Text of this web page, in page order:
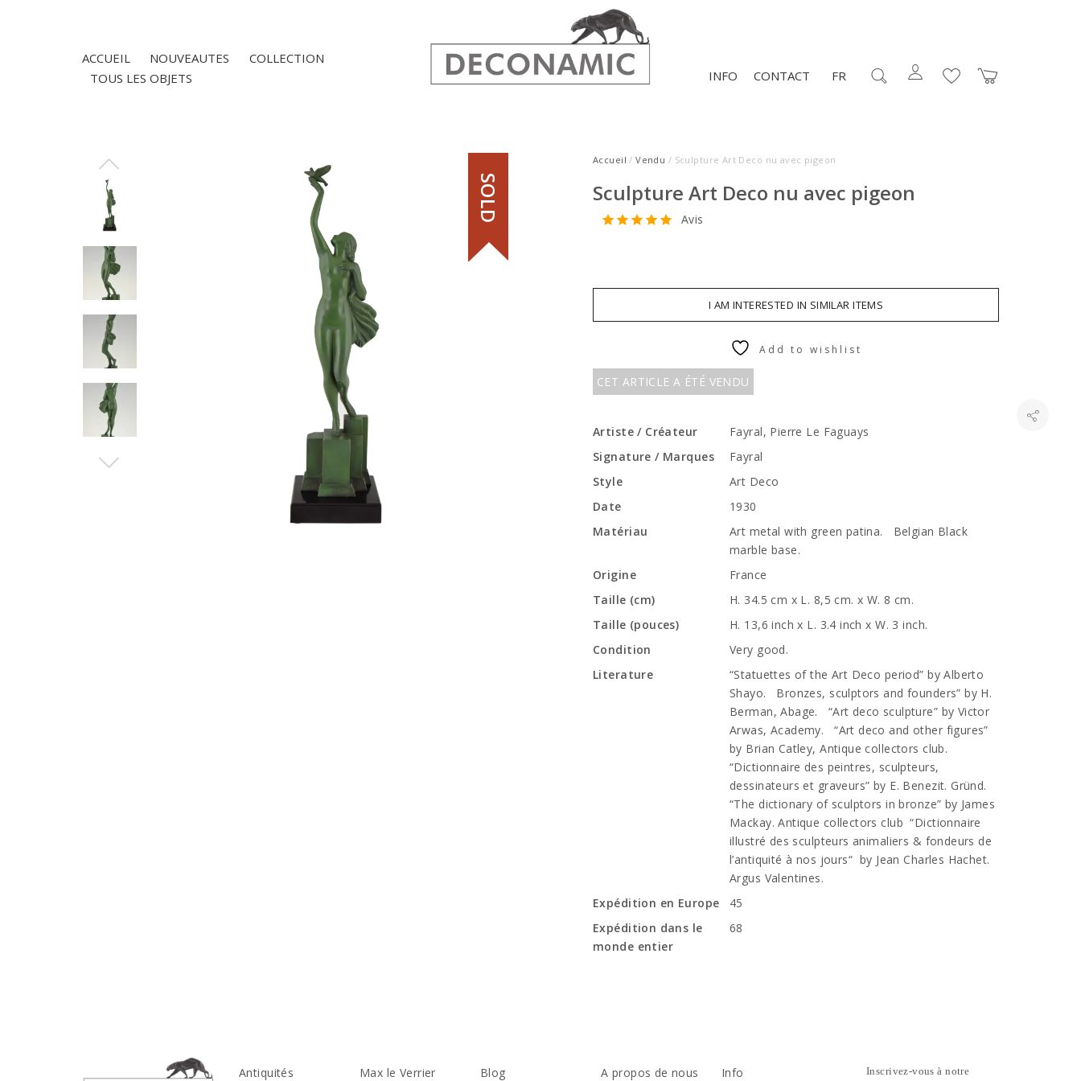
ACCUEIL NOUVEAUTES
COLLECTION
TOUS LES OBJETS
CONTACT
INFO FR
SOLD
Accueil /Vendu / Sculpture Art Deco nu avec pigeon
Sculpture Art Deco nu avec pigeon
Avis
I AM INTERESTED IN SIMILAR ITEMS
CET ARTICLE A ÉTÉ VENDU
Add to wishlist
Artiste / Créateur
Fayral, Pierre Le Faguays
Signature / Marques
Fayral
Style
Art Deco
Date
1930
Matériau
Art metal with green patina. Belgian Black
marble base.
Origine
France
Taille (cm)
H. 34.5 cm x L. 8,5 cm. x W. 8 cm.
Taille (pouces)
H. 13,6 inch x L. 3.4 inch x W. 3 inch.
Condition
Very good.
Literature
“Statuettes of the Art Deco period” by Alberto
Shayo. Bronzes, sculptors and founders” by H.
Berman, Abage. “Art deco sculpture” by Victor
Arwas, Academy. “Art deco and other figures”
by Brian Catley, Antique collectors club.
“Dictionnaire des peintres, sculpteurs,
dessinateurs et graveurs” by E. Benezit. Gründ.
“The dictionary of sculptors in bronze” by James
Mackay. Antique collectors club “Dictionnaire
illustré des sculpteurs animaliers & fondeurs de
l’antiquité à nos jours“ by Jean Charles Hachet.
Argus Valentines.
Expédition en Europe
45
Expédition dans le
monde entier
68
Antiquités Max le Verrier Blog A propos de nous Info Inscrivez-vous à notre